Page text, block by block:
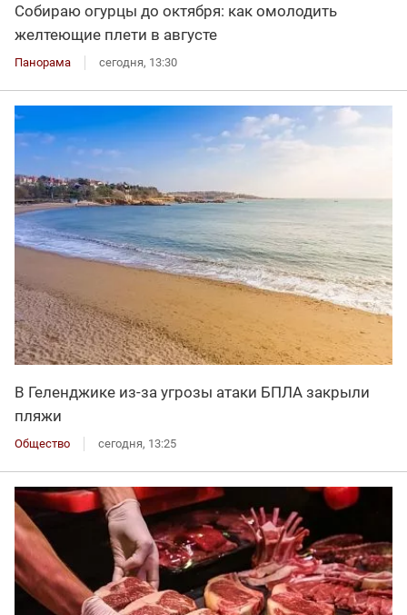
Собираю огурцы до октября: как омолодить
желтеющие плети в августе
Панорама сегодня, 13:30
В Геленджике из-за угрозы атаки БПЛА закрыли
пляжи
Общество сегодня, 13:25